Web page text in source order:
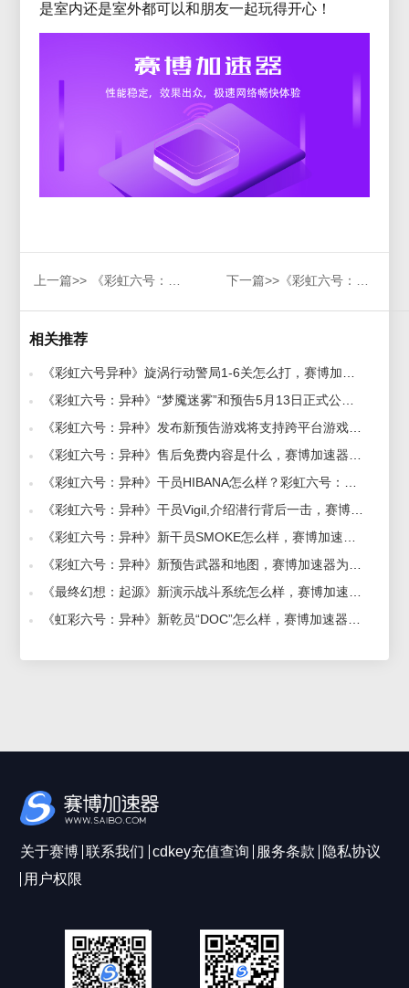
是室内还是室外都可以和朋友一起玩得开心！
上一篇>> 《彩虹六号：异种》干员Vigil,介绍潜行背后一击，赛博加速器带来一览 下一篇>>《彩虹六号：异种》新预告公布2022年1月发售，赛博加速器抢先支持
相关推荐
《彩虹六号异种》旋涡行动警局1-6关怎么打，赛博加速器带来打发教程 2022-01-25
《彩虹六号：异种》“梦魇迷雾”和预告5月13日正式公布，赛博加速器助阵低延迟玩得开心 2022-05-13
《彩虹六号：异种》发布新预告游戏将支持跨平台游戏，赛博加速器流畅助力 2021-07-14
《彩虹六号：异种》售后免费内容是什么，赛博加速器带来介绍 2021-11-25
《彩虹六号：异种》干员HIBANA怎么样？彩虹六号：异种干员HIBANA介绍 2021-12-09
《彩虹六号：异种》干员Vigil,介绍潜行背后一击，赛博加速器带来一览 2021-07-20
《彩虹六号：异种》新干员SMOKE怎么样，赛博加速器为你介绍 2021-12-14
《彩虹六号：异种》新预告武器和地图，赛博加速器为您介绍 2021-08-24
《最终幻想：起源》新演示战斗系统怎么样，赛博加速器为你介绍 2022-01-30
《虹彩六号：异种》新乾员“DOC”怎么样，赛博加速器为你介绍 2021-09-17
关于赛博 联系我们 cdkey充值查询 服务条款
隐私协议
用户权限